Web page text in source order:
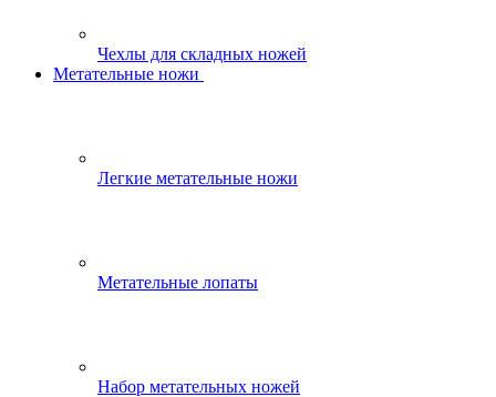
Чехлы для складных ножей
Метательные ножи
Легкие метательные ножи
Метательные лопаты
Набор метательных ножей